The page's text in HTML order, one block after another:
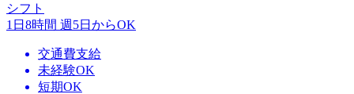
シフト
1日8時間 週5日からOK
交通費支給
未経験OK
短期OK